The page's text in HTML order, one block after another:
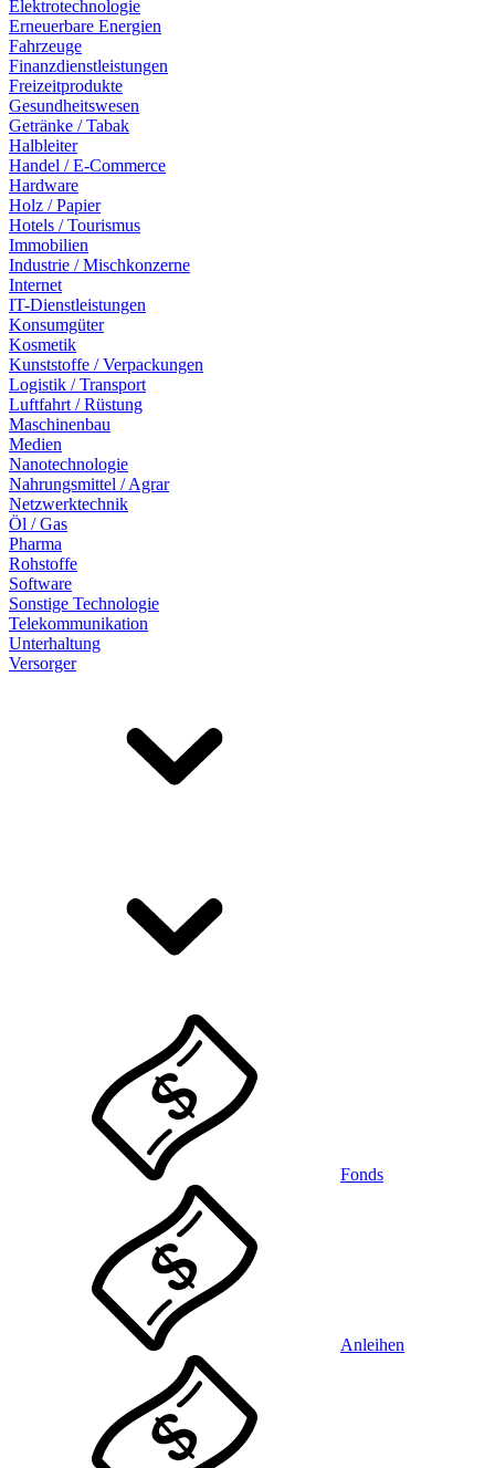
Elektrotechnologie
Erneuerbare Energien
Fahrzeuge
Finanzdienstleistungen
Freizeitprodukte
Gesundheitswesen
Getränke / Tabak
Halbleiter
Handel / E-Commerce
Hardware
Holz / Papier
Hotels / Tourismus
Immobilien
Industrie / Mischkonzerne
Internet
IT-Dienstleistungen
Konsumgüter
Kosmetik
Kunststoffe / Verpackungen
Logistik / Transport
Luftfahrt / Rüstung
Maschinenbau
Medien
Nanotechnologie
Nahrungsmittel / Agrar
Netzwerktechnik
Öl / Gas
Pharma
Rohstoffe
Software
Sonstige Technologie
Telekommunikation
Unterhaltung
Versorger
Fonds
Anleihen